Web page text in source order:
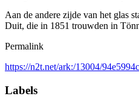
Aan de andere zijde van het glas
Duit, die in 1851 trouwden in
Permalink
https://n2t.net/ark:/13004/
Labels